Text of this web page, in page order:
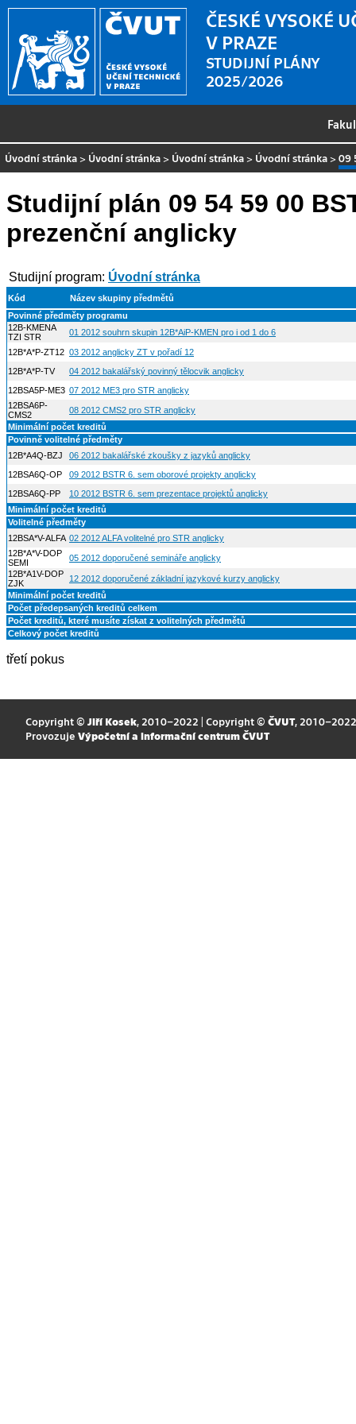
ČESKÉ VYSOKÉ
V PRAZE
STUDIJNÍ PLÁNY
2025/2026
Úvodní stránka > Úvodní stránka > Úvodní stránka > Úvodní stránka >09
Studijní plán 09 54 59 00
prezenční anglicky
Studijní program: Úvodní stránka
Kód
Název skupiny předmětů
Povinné předměty programu
12B-KMENA
TZI STR
01 2012 souhrn skupin 12B*AiP-KMEN pro i od 1 do 6
12B*A*P-ZT12 03 2012 anglicky ZT v pořadí 12
12B*A*P-TV
04 2012 bakalářský povinný tělocvik anglicky
12BSA5P-ME3 07 2012 ME3 pro STR anglicky
12BSA6P-
CMS2
08 2012 CMS2 pro STR anglicky
Minimální počet kreditů
Povinně volitelné předměty
12B*A4Q-BZJ
06 2012 bakalářské zkoušky z jazyků anglicky
12BSA6Q-OP
09 2012 BSTR 6. sem oborové projekty anglicky
12BSA6Q-PP
10 2012 BSTR 6. sem prezentace projektů anglicky
Minimální počet kreditů
Volitelné předměty
12BSA*V-ALFA 02 2012 ALFA volitelné pro STR anglicky
12B*A*V-DOP
SEMI
05 2012 doporučené semináře anglicky
12B*A1V-DOP
ZJK
12 2012 doporučené základní jazykové kurzy anglicky
Minimální počet kreditů
Počet předepsaných kreditů celkem
Počet kreditů, které musíte získat z volitelných předmětů
Celkový počet kreditů
třetí pokus
Copyright © Jiří Kosek, 2010–2022 | Copyright © ČVUT, 2010–2022
Provozuje Výpočetní a informační centrum ČVUT